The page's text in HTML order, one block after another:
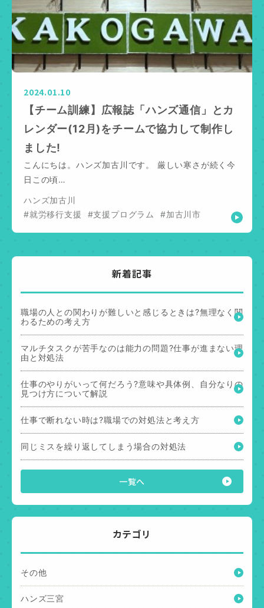
2024.01.10
【チーム訓練】広報誌「ハンズ通信」とカ
レンダー(12月)をチームで協力して制作し
ました!
こんにちは。ハンズ加古川です。 厳しい寒さが続く今
日この頃…
ハンズ加古川
#就労移行支援
#支援プログラム #加古川市
新着記事
職場の人との関わりが難しいと感じるときは?無理なく関
わるための考え方
マルチタスクが苦手なのは能力の問題?仕事が進まない理
由と対処法
仕事のやりがいって何だろう?意味や具体例、自分なりの
見つけ方について解説
仕事で断れない時は?職場での対処法と考え方
同じミスを繰り返してしまう場合の対処法
一覧へ
カテゴリ
その他
ハンズ三宮